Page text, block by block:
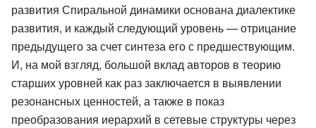
развития Спиральной динамики основана диалектике
развития, и каждый следующий уровень — отрицание
предыдущего за счет синтеза его с предшествующим.
И, на мой взгляд, большой вклад авторов в теорию
старших уровней как раз заключается в выявлении
резонансных ценностей, а также в показ
преобразования иерархий в сетевые структуры через